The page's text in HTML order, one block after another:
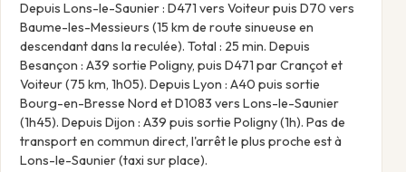
Depuis Lons-le-Saunier : D471 vers Voiteur puis D70 vers
Baume-les-Messieurs (15 km de route sinueuse en
descendant dans la reculée). Total : 25 min. Depuis
Besançon : A39 sortie Poligny, puis D471 par Crançot et
Voiteur (75 km, 1h05). Depuis Lyon : A40 puis sortie
Bourg-en-Bresse Nord et D1083 vers Lons-le-Saunier
(1h45). Depuis Dijon : A39 puis sortie Poligny (1h). Pas de
transport en commun direct, l'arrêt le plus proche est à
Lons-le-Saunier (taxi sur place).